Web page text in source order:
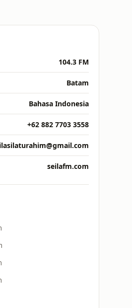
104.3 FM
Batam
Bahasa Indonesia
+62 882 7703 3558
seilafm.com